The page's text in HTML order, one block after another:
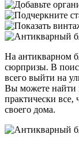
На антикварном
сюрпризы. В
всего выйти на
Вы можете найти
практически все,
своего дома.